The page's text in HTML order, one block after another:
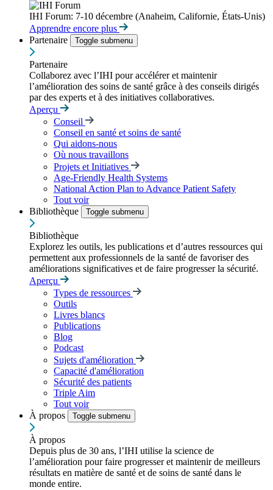
IHI Forum: 7-10 décembre (Anaheim, Californie, États-Unis)
Apprendre encore plus
Partenaire
Toggle submenu
Partenaire
Collaborez avec l’IHI pour accélérer et maintenir
l’amélioration des soins de santé grâce à des conseils dirigés
par des experts et à des initiatives collaboratives.
Aperçu
Conseil
Conseil en santé et soins de santé
Qui aidons-nous
Où nous travaillons
Projets et Initiatives
Age-Friendly Health Systems
National Action Plan to Advance Patient Safety
Tout voir
Bibliothèque
Toggle submenu
Bibliothèque
Explorez les outils, les publications et d’autres ressources qui
permettent aux professionnels de la santé de favoriser des
améliorations significatives et de faire progresser la sécurité.
Aperçu
Types de ressources
Outils
Livres blancs
Publications
Blog
Podcast
Sujets d'amélioration
Capacité d'amélioration
Sécurité des patients
Triple Aim
Tout voir
À propos
Toggle submenu
À propos
Depuis plus de 30 ans, l’IHI utilise la science de
l’amélioration pour faire progresser et maintenir de meilleurs
résultats en matière de santé et de soins de santé dans le
monde entire.